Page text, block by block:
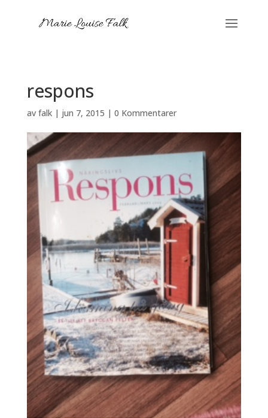
respons
av falk| jun 7, 2015 | 0 Kommentarer